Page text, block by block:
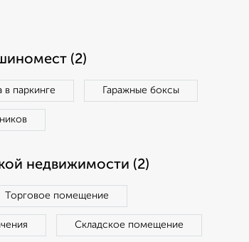
(2)
паркинге Гаражные боксы
недвижимости (2)
Торговое помещение
Складское помещение